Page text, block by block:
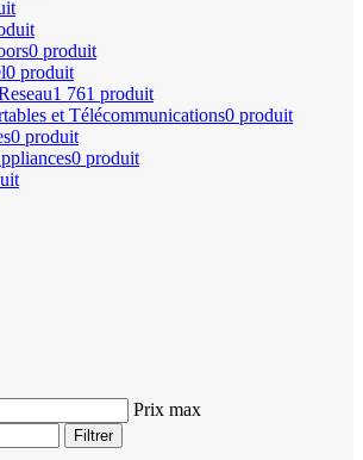
0 produit
0 produit
1 761 produit
et Télécommunications0 produit
0 produit
0 produit
Prix max
Filtrer